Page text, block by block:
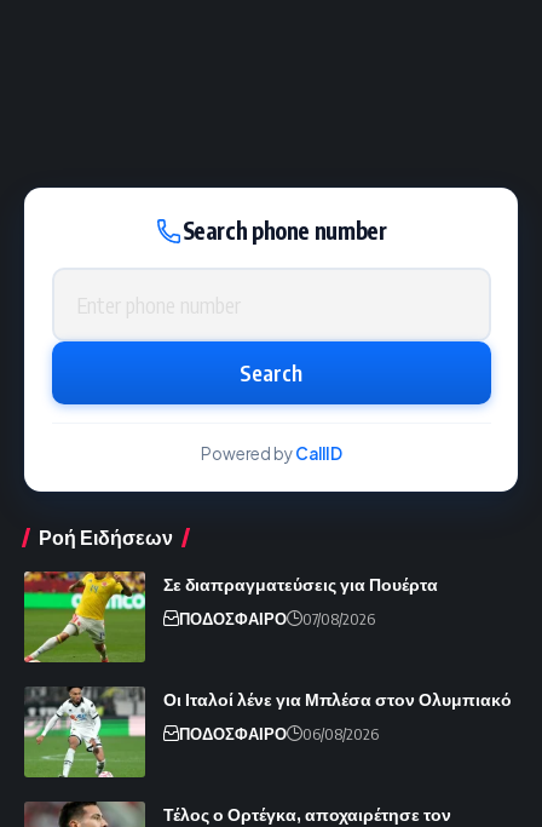
Search phone number
Phone number
Search
Powered byCallID
Ροή Ειδήσεων
Σε διαπραγματεύσεις για Πουέρτα
ΠΟΔΟΣΦΑΙΡΟ 07/08/2026
Οι Ιταλοί λένε για Μπλέσα στον Ολυμπιακό
ΠΟΔΟΣΦΑΙΡΟ 06/08/2026
Τέλος ο Ορτέγκα, αποχαιρέτησε τον